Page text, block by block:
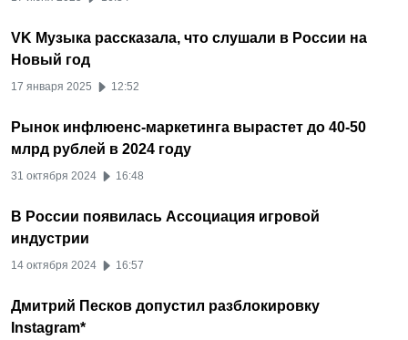
VK Музыка рассказала, что слушали в России на
Новый год
17 января 2025 12:52
Рынок инфлюенс-маркетинга вырастет до 40-50
млрд рублей в 2024 году
31 октября 2024 16:48
В России появилась Ассоциация игровой
индустрии
14 октября 2024 16:57
Дмитрий Песков допустил разблокировку
Instagram*